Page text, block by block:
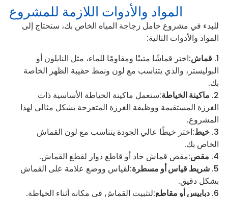
المواد والأدوات اللازمة للمشروع
للبدء في مشروع حامل زجاجة المياه الخاص بك، ستحتاج إلى
المواد والأدوات التالية:
قماش:اختر قماشًا متينًا ومقاومًا للماء، مثل النايلون أو
البوليستر، والذي يتناسب مع لون ونمط حقيبة الظهر الخاصة
بك.
ماكينة الخياطة:ستعمل ماكينة الخياطة الأساسية ذات
الغرزة المستقيمة ووظيفة الغرزة المتعرجة بشكل مثالي لهذا
المشروع.
خيط:اختر خيطًا عالي الجودة يتناسب مع لون القماش
الخاص بك.
مقص:مقص قماش حاد أو قاطع دوار لقطع القماش.
شريط قياس أو مسطرة:لقياس ووضع علامة على القماش
بشكل دقيق.
دبابيس أو مقاطع:لتثبيت القماش في مكانه أثناء الخياطة.